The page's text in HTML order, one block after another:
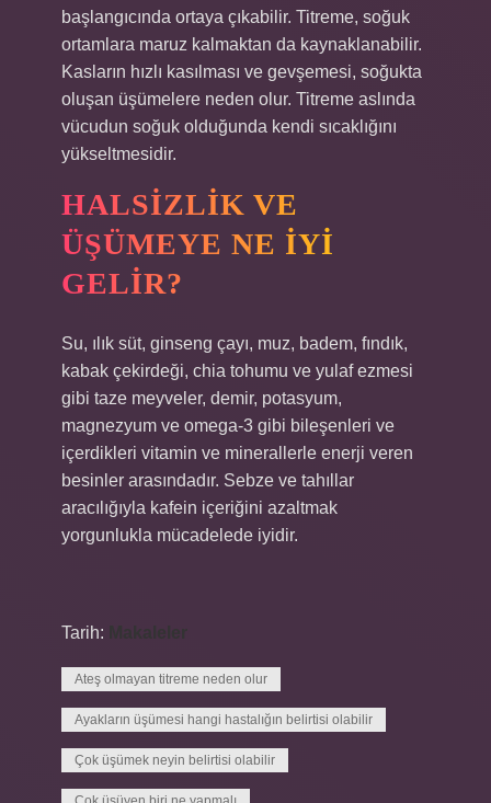
başlangıcında ortaya çıkabilir. Titreme, soğuk
ortamlara maruz kalmaktan da kaynaklanabilir.
Kasların hızlı kasılması ve gevşemesi, soğukta
oluşan üşümelere neden olur. Titreme aslında
vücudun soğuk olduğunda kendi sıcaklığını
yükseltmesidir.
HALSIZLIK VE
ÜŞÜMEYE NE IYI
GELIR?
Su, ılık süt, ginseng çayı, muz, badem, fındık,
kabak çekirdeği, chia tohumu ve yulaf ezmesi
gibi taze meyveler, demir, potasyum,
magnezyum ve omega-3 gibi bileşenleri ve
içerdikleri vitamin ve minerallerle enerji veren
besinler arasındadır. Sebze ve tahıllar
aracılığıyla kafein içeriğini azaltmak
yorgunlukla mücadelede iyidir.
Tarih:
Ateş olmayan titreme neden olur
Ayakların üşümesi hangi hastalığın belirtisi olabilir
Çok üşümek neyin belirtisi olabilir